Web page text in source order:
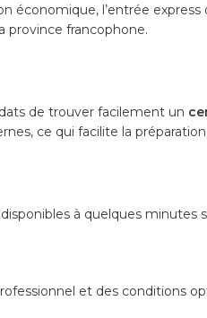
économique, l’entrée
province francophone.
de trouver facilement un
ce qui facilite la
à quelques
et des conditions